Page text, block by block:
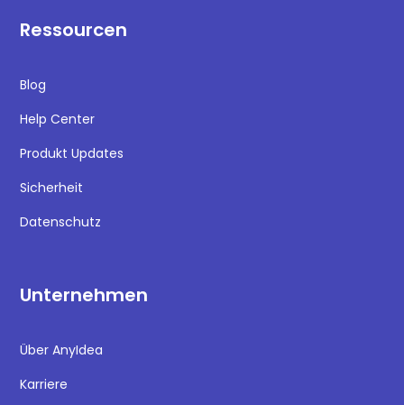
Ressourcen
Blog
Help Center
Produkt Updates
Sicherheit
Datenschutz
Unternehmen
Über AnyIdea
Karriere